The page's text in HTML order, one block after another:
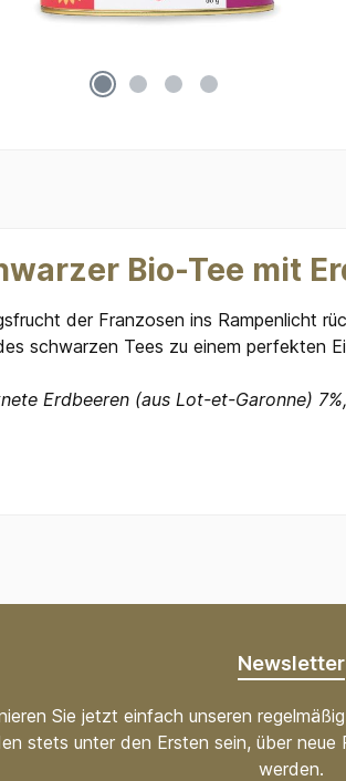
Bio-Tee mit
der Franzosen ins Rampenlicht
schwarzen Tees zu einem perfekten
Erdbeeren (aus Lot-et-Garonne)
Newsletter
Sie jetzt einfach unseren
stets unter den Ersten sein, über
werden.